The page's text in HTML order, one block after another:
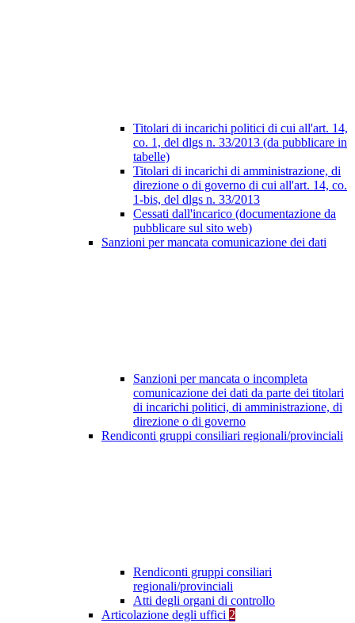
Titolari di incarichi politici di cui all'art. 14,
co. 1, del dlgs n. 33/2013 (da pubblicare in
tabelle)
Titolari di incarichi di amministrazione, di
direzione o di governo di cui all'art. 14, co.
1-bis, del dlgs n. 33/2013
Cessati dall'incarico (documentazione da
pubblicare sul sito web)
Sanzioni per mancata comunicazione dei dati
Sanzioni per mancata o incompleta
comunicazione dei dati da parte dei titolari
di incarichi politici, di amministrazione, di
direzione o di governo
Rendiconti gruppi consiliari regionali/provinciali
Rendiconti gruppi consiliari
regionali/provinciali
Atti degli organi di controllo
Articolazione degli uffici 2